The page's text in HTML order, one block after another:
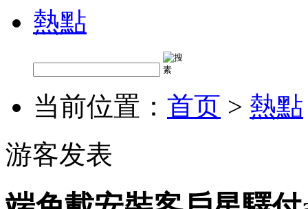
熱點
当前位置： 首页 > 熱點
游客发表